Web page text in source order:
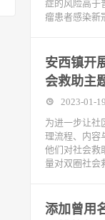
症的风险高于
瘤患者感染新
安西镇开
会救助主
2023-01-19
为进一步让社
理流程、内容
他们对社会救
量对双圈社会
添加曾用